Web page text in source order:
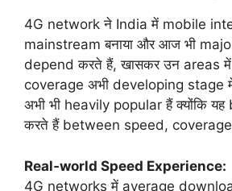
4G network ने India में mobile
mainstream बनाया और आज भी
depend करते हैं, खासकर उन areas में
coverage अभी developing stage
अभी भी heavily popular हैं क्योंकि
करते हैं between speed,
Real‑world Speed Experience:
4G networks में average